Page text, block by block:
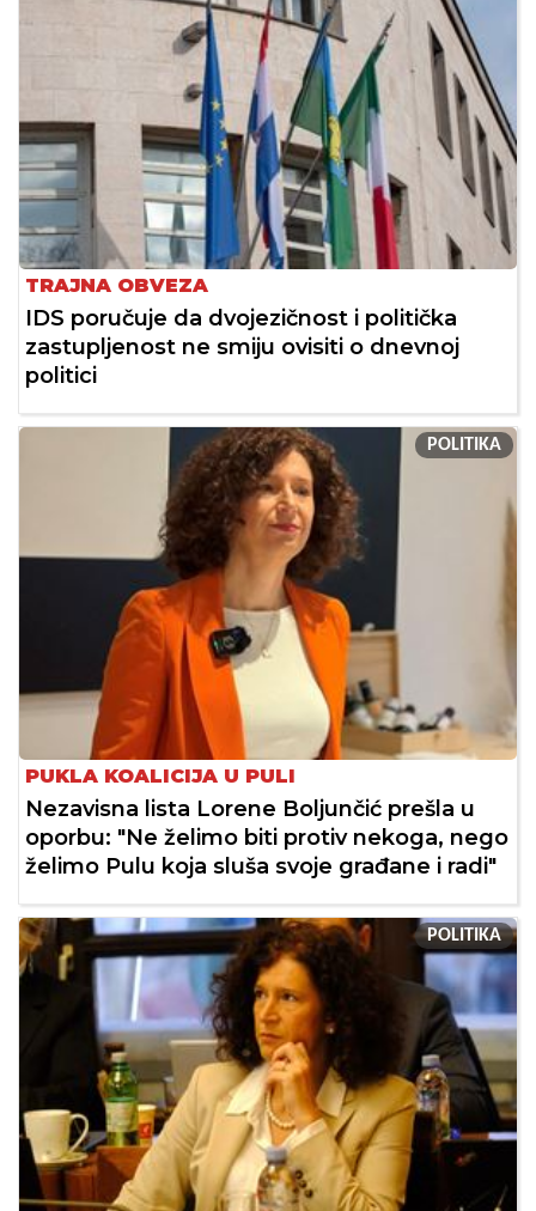
TRAJNA OBVEZA
IDS poručuje da dvojezičnost i politička
zastupljenost ne smiju ovisiti o dnevnoj
politici
POLITIKA
PUKLA KOALICIJA U PULI
Nezavisna lista Lorene Boljunčić prešla u
oporbu: "Ne želimo biti protiv nekoga, nego
želimo Pulu koja sluša svoje građane i radi"
POLITIKA